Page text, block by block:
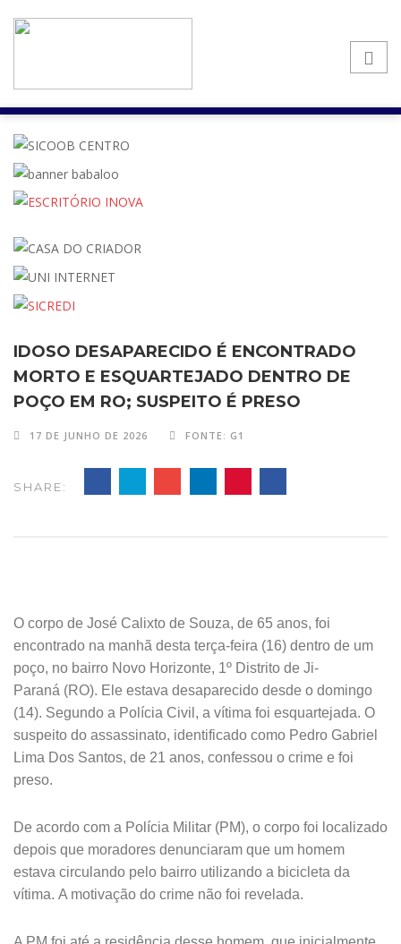
IDOSO DESAPARECIDO É ENCONTRADO
MORTO E ESQUARTEJADO DENTRO DE
POÇO EM RO; SUSPEITO É PRESO
17 DE JUNHO DE 2026 FONTE: G1
SHARE:
O corpo de José Calixto de Souza, de 65 anos, foi
encontrado na manhã desta terça-feira (16) dentro de um
poço, no bairro Novo Horizonte, 1º Distrito de Ji-
Paraná (RO). Ele estava desaparecido desde o domingo
(14). Segundo a Polícia Civil, a vítima foi esquartejada. O
suspeito do assassinato, identificado como Pedro Gabriel
Lima Dos Santos, de 21 anos, confessou o crime e foi
preso.
De acordo com a Polícia Militar (PM), o corpo foi localizado
depois que moradores denunciaram que um homem
estava circulando pelo bairro utilizando a bicicleta da
vítima. A motivação do crime não foi revelada.